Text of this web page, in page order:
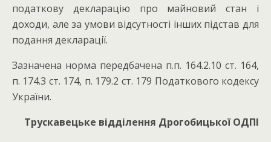
податкову декларацію про майновий стан і
доходи, але за умови відсутності інших підстав для
подання декларації.
Зазначена норма передбачена п.п. 164.2.10 ст. 164,
п. 174.3 ст. 174, п. 179.2 ст. 179 Податкового кодексу
України.
Трускавецьке відділення Дрогобицької ОДПІ